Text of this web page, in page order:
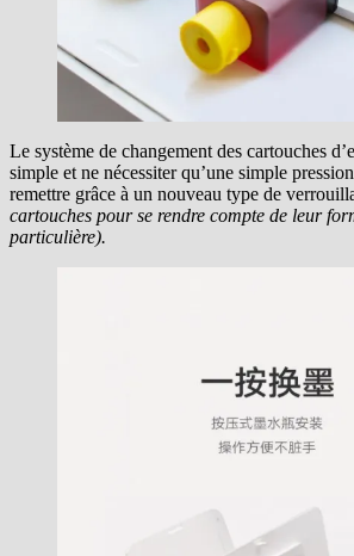
Le système de changement des cartouches
simple et ne nécessiter qu’une simple
remettre grâce à un nouveau type de
cartouches pour se rendre compte de leur
particulière).